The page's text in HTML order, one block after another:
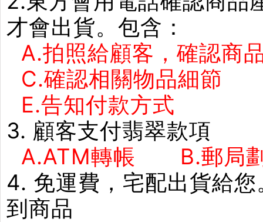
才會出貨。包含：
A.拍照給顧客，確認商
C.確認相關物品細
E.告知付款方式 F.
3. 顧客支付翡翠款項
A.ATM轉帳 B.郵局劃
4. 免運費，宅配出貨給
到商品